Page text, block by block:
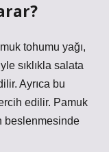
tohumu yağı,
sıklıkla salata
Ayrıca bu
edilir. Pamuk
beslenmesinde